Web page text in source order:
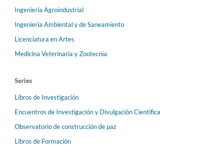
Ingeniería Agroindustrial
Ingeniería Ambiental y de Saneamiento
Licenciatura en Artes
Medicina Veterinaria y Zootecnia
Series
Libros de Investigación
Encuentros de Investigación y Divulgación Científica
Observatorio de construcción de paz
Libros de Formación